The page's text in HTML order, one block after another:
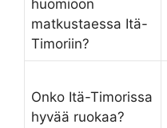
huomioon
matkustaessa Itä-
Timoriin?
Onko Itä-Timorissa
hyvää ruokaa?